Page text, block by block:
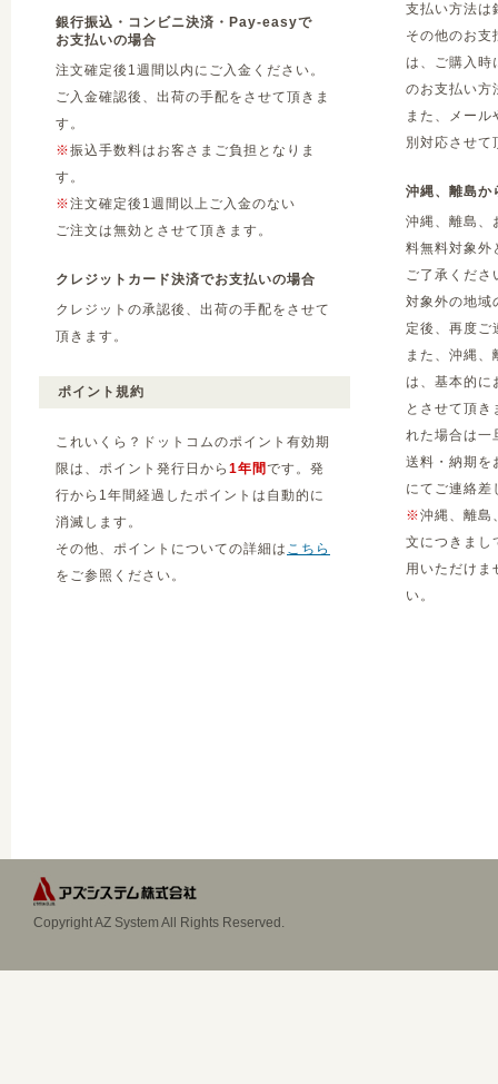
銀行振込・コンビニ決済・Pay-easyで
お支払いの場合
注文確定後1週間以内にご入金ください。
ご入金確認後、出荷の手配をさせて頂きま
す。
※振込手数料はお客さまご負担となりま
す。
※注文確定後1週間以上ご入金のない
ご注文は無効とさせて頂きます。
クレジットカード決済でお支払いの場合
クレジットの承認後、出荷の手配をさせて
頂きます。
ポイント規約
これいくら？ドットコムのポイント有効期
限は、ポイント発行日から 1年間です。発
行から1年間経過したポイントは自動的に
消滅します。
その他、ポイントについての詳細は こちら
をご参照ください。
支払い方法は
その他のお支
は、ご購入時
のお支払い方
また、メー
別対応させて
沖縄、離島か
沖縄、離島、
料無料対象外
ご了承くださ
対象外の地域
定後、再度ご
また、沖縄
は、基本的に
とさせて頂
れた場合は一
送料・納期を
にてご連絡差
※沖縄、離島
文につきまし
用いただけま
い。
Copyright AZ System All Rights Reserved.